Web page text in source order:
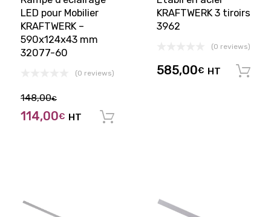
LED pour Mobilier
KRAFTWERK –
590x124x43 mm
32077-60
(0 reviews)
148,00€
114,00€ HT
KRAFTWERK 3 tiroirs
3962
(0 reviews)
585,00€ HT